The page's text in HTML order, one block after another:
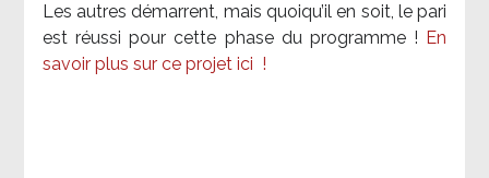
Les autres démarrent, mais quoiqu’il en soit, le pari
est réussi pour cette phase du programme ! En
savoir plus sur ce projet ici !